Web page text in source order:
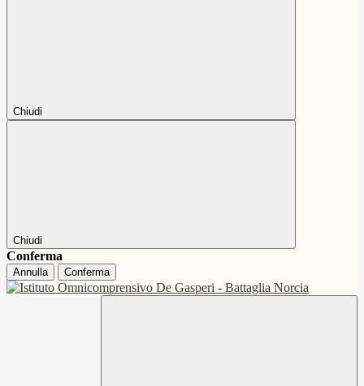
Chiudi
Chiudi
Conferma
Annulla Conferma